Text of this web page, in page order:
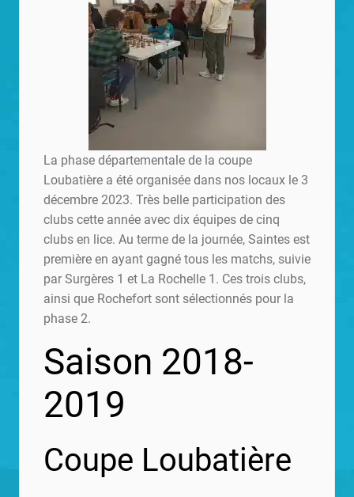
La phase départementale de la coupe
Loubatière a été organisée dans nos locaux le 3
décembre 2023. Très belle participation des
clubs cette année avec dix équipes de cinq
clubs en lice. Au terme de la journée, Saintes est
première en ayant gagné tous les matchs, suivie
par Surgères 1 et La Rochelle 1. Ces trois clubs,
ainsi que Rochefort sont sélectionnés pour la
phase 2.
Saison 2018-
2019
Coupe Loubatière